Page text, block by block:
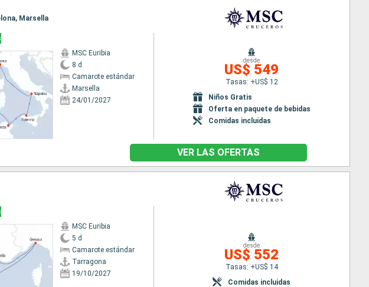
Marsella
MSC Euribia
8 d
Camarote estándar
Marsella
24/01/2027
desde
US$ 549
Tasas: +US$ 12
Niños Gratis
Oferta en paquete de bebidas
Comidas incluidas
VER LAS OFERTAS
MSC Euribia
5 d
Camarote estándar
Tarragona
19/10/2027
desde
US$ 552
Tasas: +US$ 14
Comidas incluidas